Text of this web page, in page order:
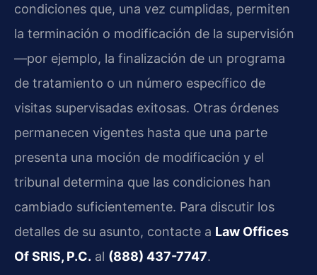
condiciones que, una vez cumplidas, permiten
la terminación o modificación de la supervisión
—por ejemplo, la finalización de un programa
de tratamiento o un número específico de
visitas supervisadas exitosas. Otras órdenes
permanecen vigentes hasta que una parte
presenta una moción de modificación y el
tribunal determina que las condiciones han
cambiado suficientemente. Para discutir los
detalles de su asunto, contacte a Law Offices
Of SRIS, P.C. al (888) 437-7747.